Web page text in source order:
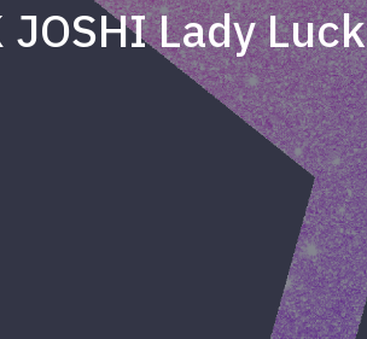
JOSHI Lady Luck